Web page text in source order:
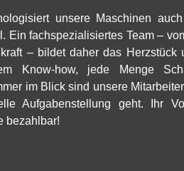
unsere Maschinen
Ein fachspezialisiertes Team –
– bildet daher das Herzstück
Know-how, jede Menge
im Blick sind unsere
Aufgabenstellung geht. Ihr
bezahlbar!